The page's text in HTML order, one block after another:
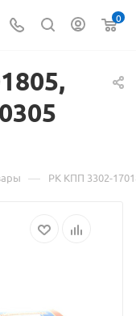
0
— РК КПП 3302-